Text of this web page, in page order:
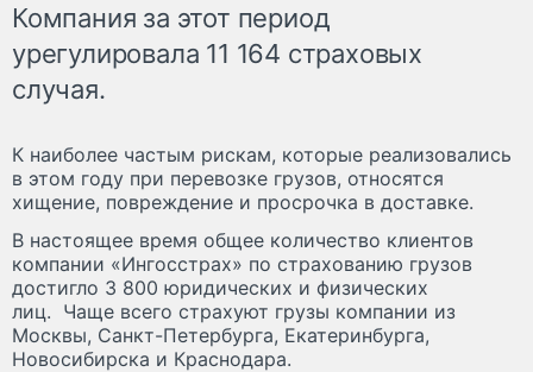
Компания за этот период
урегулировала 11 164 страховых
случая.
К наиболее частым рискам, которые реализовались
в этом году при перевозке грузов, относятся
хищение, повреждение и просрочка в доставке.
В настоящее время общее количество клиентов
компании «Ингосстрах» по страхованию грузов
достигло 3 800 юридических и физических
лиц. Чаще всего страхуют грузы компании из
Москвы, Санкт-Петербурга, Екатеринбурга,
Новосибирска и Краснодара.